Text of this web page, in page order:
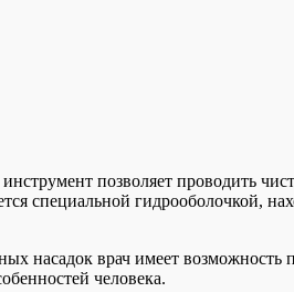
позволяет проводить
специальной гидрооболочкой,
насадок врач имеет возможность
человека.